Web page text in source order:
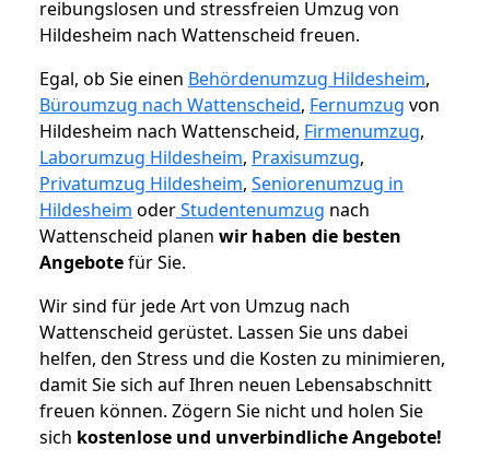
reibungslosen und stressfreien Umzug von
Hildesheim nach Wattenscheid freuen.
Egal, ob Sie einen Behördenumzug Hildesheim,
Büroumzug nach Wattenscheid, Fernumzug von
Hildesheim nach Wattenscheid, Firmenumzug,
Laborumzug Hildesheim, Praxisumzug,
Privatumzug Hildesheim, Seniorenumzug in
Hildesheim oderStudentenumzug nach
Wattenscheid planen wir haben die besten
Angebotefür Sie.
Wir sind für jede Art von Umzug nach
Wattenscheid gerüstet. Lassen Sie uns dabei
helfen, den Stress und die Kosten zu minimieren,
damit Sie sich auf Ihren neuen Lebensabschnitt
freuen können. Zögern Sie nicht und holen Sie
sich kostenlose und unverbindliche Angebote!